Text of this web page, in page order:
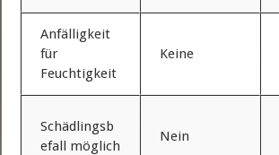
Anfälligkeit
für
Feuchtigkeit
Keine
Schädlingsb
efall möglich
Nein